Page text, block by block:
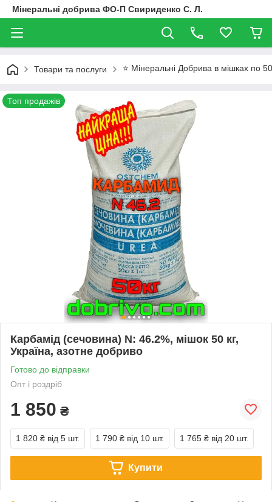
Мінеральні добрива ФО-П Свириденко С. Л.
Товари та послуги ⭐ Мінеральні Добрива в мішках по
Топ продажів
Карбамід (сечовина) N: 46.2%, мішок 50 кг,
Україна, азотне добриво
Готово до відправки
Опт і роздріб
1 850 ₴
1 820 ₴ від 5 шт. 1 790 ₴ від 10 шт. 1 765 ₴ від 20 шт.
Купити